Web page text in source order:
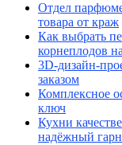
Отдел
товара от краж
Как выбрать
корнеплодов
3D-дизайн-
заказом
Комплексное
ключ
Кухни
надёжный